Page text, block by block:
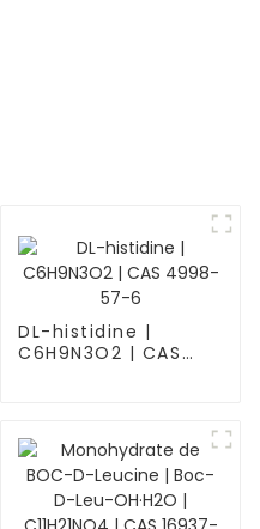
DL-histidine |
C6H9N3O2 | CAS